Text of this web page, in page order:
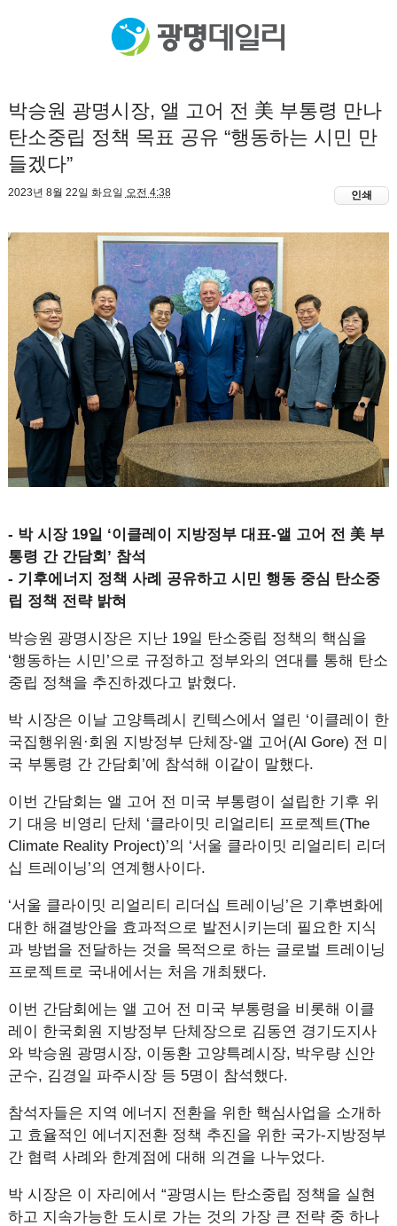
박승원 광명시장, 앨 고어 전 美 부통령 만나
탄소중립 정책 목표 공유 “행동하는 시민 만
들겠다”
2023년 8월 22일 화요일 오전 4:38 인쇄
- 박 시장 19일 ‘이클레이 지방정부 대표-앨 고어 전 美 부
통령 간 간담회’ 참석
- 기후에너지 정책 사례 공유하고 시민 행동 중심 탄소중
립 정책 전략 밝혀
박승원 광명시장은 지난 19일 탄소중립 정책의 핵심을
‘행동하는 시민’으로 규정하고 정부와의 연대를 통해 탄소
중립 정책을 추진하겠다고 밝혔다.
박 시장은 이날 고양특례시 킨텍스에서 열린 ‘이클레이 한
국집행위원·회원 지방정부 단체장-앨 고어(Al Gore) 전 미
국 부통령 간 간담회’에 참석해 이같이 말했다.
이번 간담회는 앨 고어 전 미국 부통령이 설립한 기후 위
기 대응 비영리 단체 ‘클라이밋 리얼리티 프로젝트(The
Climate Reality Project)’의 ‘서울 클라이밋 리얼리티 리더
십 트레이닝’의 연계행사이다.
‘서울 클라이밋 리얼리티 리더십 트레이닝’은 기후변화에
대한 해결방안을 효과적으로 발전시키는데 필요한 지식
과 방법을 전달하는 것을 목적으로 하는 글로벌 트레이닝
프로젝트로 국내에서는 처음 개최됐다.
이번 간담회에는 앨 고어 전 미국 부통령을 비롯해 이클
레이 한국회원 지방정부 단체장으로 김동연 경기도지사
와 박승원 광명시장, 이동환 고양특례시장, 박우량 신안
군수, 김경일 파주시장 등 5명이 참석했다.
참석자들은 지역 에너지 전환을 위한 핵심사업을 소개하
고 효율적인 에너지전환 정책 추진을 위한 국가-지방정부
간 협력 사례와 한계점에 대해 의견을 나누었다.
박 시장은 이 자리에서 “광명시는 탄소중립 정책을 실현
하고 지속가능한 도시로 가는 것의 가장 큰 전략 중 하나